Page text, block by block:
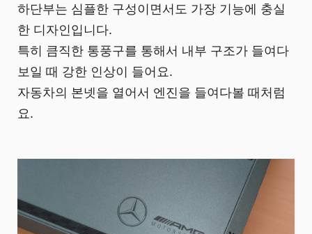
하단부는 심플한 구성이면서도 가장 기능에 충실
한 디자인입니다.
특히 큼직한 통풍구를 통해서 내부 구조가 들여다
보일 때 강한 인상이 들어요.
자동차의 본넷을 열어서 엔진을 들여다볼 때처럼
요.